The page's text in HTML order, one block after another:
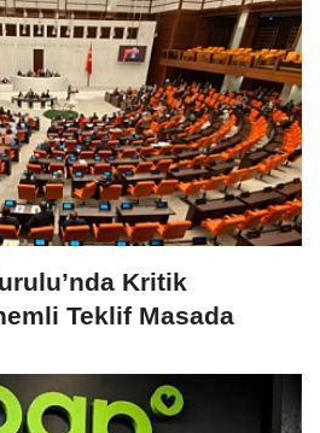
Kritik
Teklif Masada